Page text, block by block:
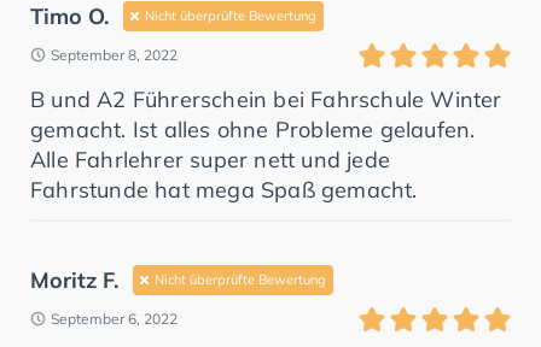
Timo O. Nicht überprüfte Bewertung
September 8, 2022
B und A2 Führerschein bei Fahrschule Winter
gemacht. Ist alles ohne Probleme gelaufen.
Alle Fahrlehrer super nett und jede
Fahrstunde hat mega Spaß gemacht.
Moritz F. Nicht überprüfte Bewertung
September 6, 2022